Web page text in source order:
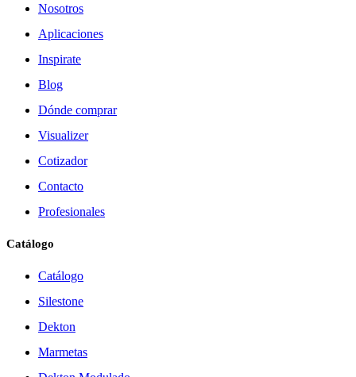
Nosotros
Aplicaciones
Inspirate
Blog
Dónde comprar
Visualizer
Cotizador
Contacto
Profesionales
Catálogo
Catálogo
Silestone
Dekton
Marmetas